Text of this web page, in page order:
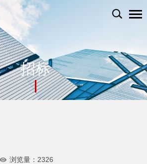
招标
浏览量： 2326